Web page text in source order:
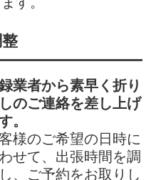
業者から素早く折り
のご連絡を差し上げ
。
様のご希望の日時に
せて、出張時間を調
、ご予約をお取りし